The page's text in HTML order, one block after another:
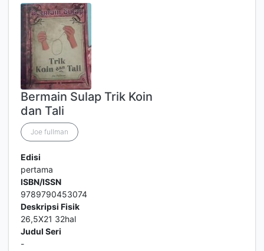
Bermain Sulap Trik Koin
dan Tali
Joe fullman
Edisi
pertama
ISBN/ISSN
9789790453074
Deskripsi Fisik
26,5X21 32hal
Judul Seri
-